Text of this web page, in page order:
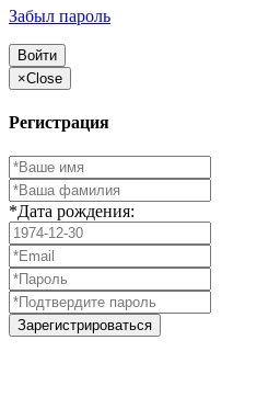
Забыл пароль
Войти
×Close
Регистрация
*Дата рождения:
Зарегистрироваться